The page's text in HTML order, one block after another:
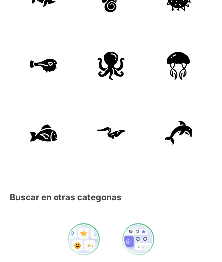
Buscar en otras categorías